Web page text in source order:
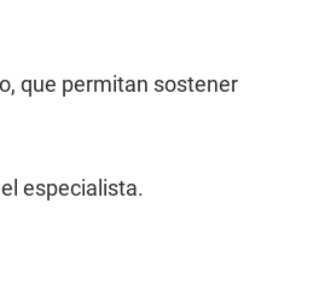
que permitan sostener
especialista.